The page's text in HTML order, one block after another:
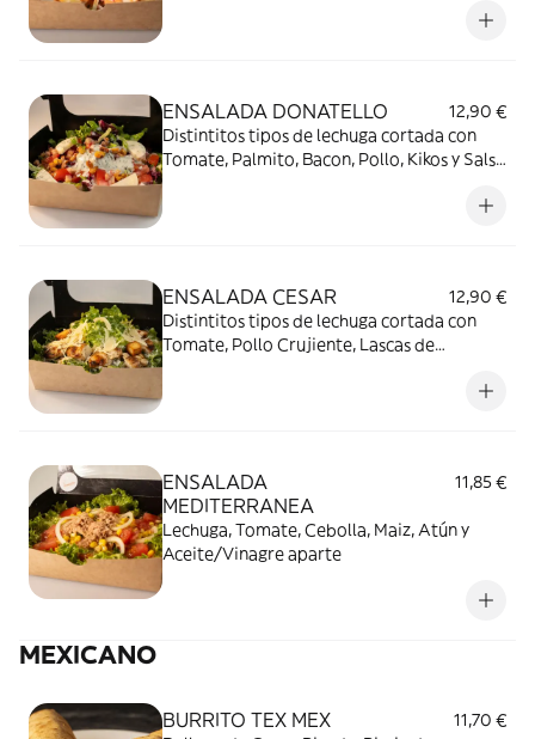
ENSALADA DONATELLO
12,90 €
Distintitos tipos de lechuga cortada con
Tomate, Palmito, Bacon, Pollo, Kikos y Salsa
ENSALADA CESAR
12,90 €
Distintitos tipos de lechuga cortada con
Tomate, Pollo Crujiente, Lascas de
ENSALADA
MEDITERRANEA
11,85 €
Lechuga, Tomate, Cebolla, Maiz, Atún y
Aceite/Vinagre aparte
MEXICANO
BURRITO TEX MEX
11,70 €